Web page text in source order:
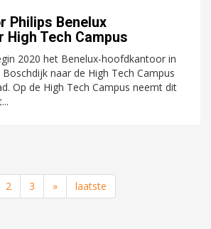
Philips Benelux
High Tech Campus
2020 het Benelux-hoofdkantoor in
naar de High Tech Campus
Op de High Tech Campus neemt dit
2 3 » laatste